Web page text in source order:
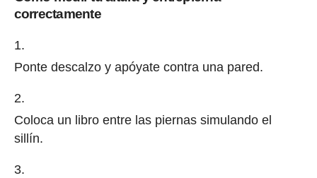
correctamente
Ponte descalzo y apóyate contra una pared.
Coloca un libro entre las piernas simulando el
sillín.